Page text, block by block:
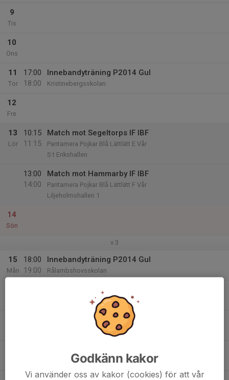
9
Tis
10
Ons
11
Tor
17:00
18:00
Innebandyträning P2014 Gul
Kristinebergsskolan
12
Fre
13
Lör
10:15
11:15
Match mot Segeltorps IF IBF
Pantamera Pojkar Blå Lättlätt E Vår
S:t Erikshallen
13:00
14:00
Match mot Hammarby IF IBF
Pantamera Pojkar Blå Lättlätt F Vår
Liljeholmshallen 1
14
Sön
v.3
15
Mån
18:00
19:00
Innebandyträning P2014 Gul
Rålambshovsskolan
Kristinebergsskolan
Godkänn kakor
Vi använder oss av kakor (cookies) för att vår